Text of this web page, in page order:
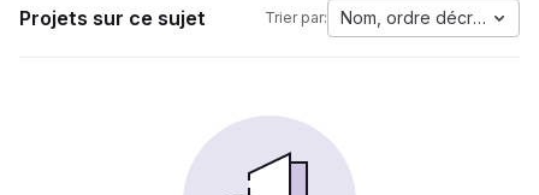
Projets sur ce sujet Trier par: Nom, ordre décroissant